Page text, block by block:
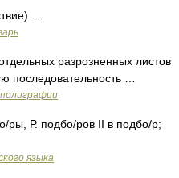
…
разрозненных листов
последовательность …
Р. подбо/ров II в подбо/р;
языка